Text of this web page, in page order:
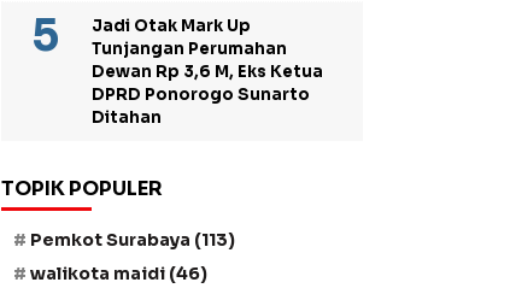
Jadi Otak Mark Up
Tunjangan Perumahan
Dewan Rp 3,6 M, Eks Ketua
DPRD Ponorogo Sunarto
Ditahan
TOPIK POPULER
Pemkot Surabaya (113)
walikota maidi (46)